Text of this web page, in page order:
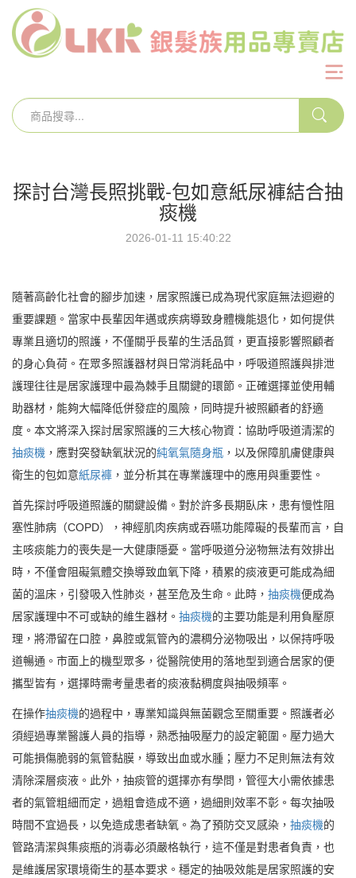
探討台灣長照挑戰-包如意紙尿褲結合抽
痰機
2026-01-11 15:40:22
隨著高齡化社會的腳步加速，居家照護已成為現代家庭無法迴避的
重要課題。當家中長輩因年邁或疾病導致身體機能退化，如何提供
專業且適切的照護，不僅關乎長輩的生活品質，更直接影響照顧者
的身心負荷。在眾多照護器材與日常消耗品中，呼吸道照護與排泄
護理往往是居家護理中最為棘手且關鍵的環節。正確選擇並使用輔
助器材，能夠大幅降低併發症的風險，同時提升被照顧者的舒適
度。本文將深入探討居家照護的三大核心物資：協助呼吸道清潔的
抽痰機 ，應對突發缺氧狀況的純氧氣隨身瓶 ，以及保障肌膚健康與
衛生的包如意紙尿褲 ，並分析其在專業護理中的應用與重要性。
首先探討呼吸道照護的關鍵設備。對於許多長期臥床，患有慢性阻
塞性肺病（COPD），神經肌肉疾病或吞嚥功能障礙的長輩而言，自
主咳痰能力的喪失是一大健康隱憂。當呼吸道分泌物無法有效排出
時，不僅會阻礙氣體交換導致血氧下降，積累的痰液更可能成為細
菌的溫床，引發吸入性肺炎，甚至危及生命。此時， 抽痰機便成為
居家護理中不可或缺的維生器材。 抽痰機的主要功能是利用負壓原
理，將滯留在口腔，鼻腔或氣管內的濃稠分泌物吸出，以保持呼吸
道暢通。市面上的機型眾多，從醫院使用的落地型到適合居家的便
攜型皆有，選擇時需考量患者的痰液黏稠度與抽吸頻率。
在操作抽痰機的過程中，專業知識與無菌觀念至關重要。照護者必
須經過專業醫護人員的指導，熟悉抽吸壓力的設定範圍。壓力過大
可能損傷脆弱的氣管黏膜，導致出血或水腫；壓力不足則無法有效
清除深層痰液。此外，抽痰管的選擇亦有學問，管徑大小需依據患
者的氣管粗細而定，過粗會造成不適，過細則效率不彰。每次抽吸
時間不宜過長，以免造成患者缺氧。為了預防交叉感染， 抽痰機的
管路清潔與集痰瓶的消毒必須嚴格執行，這不僅是對患者負責，也
是維護居家環境衛生的基本要求。穩定的抽吸效能是居家照護的安